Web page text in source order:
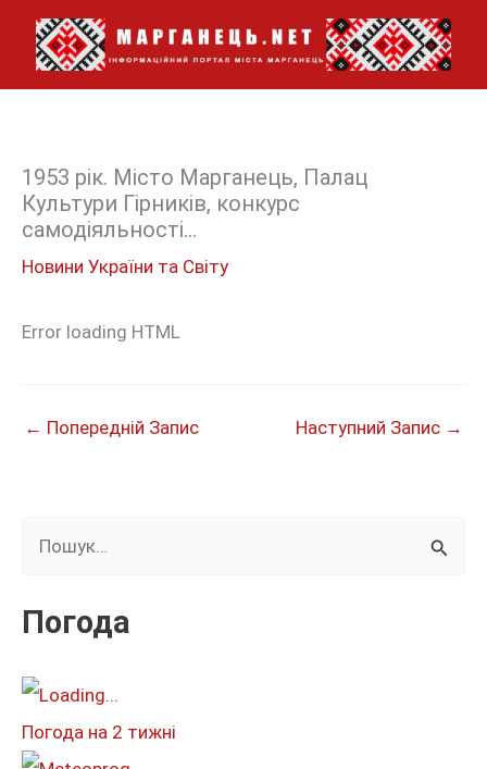
Перейти
вмісту
1953 рік. Місто Марганець, Палац
Культури Гірників, конкурс
самодіяльності…
Новини України та Світу
Error loading HTML
← Попередній Запис Наступний Запис →
к
т
:
Погода
Погода на 2 тижні